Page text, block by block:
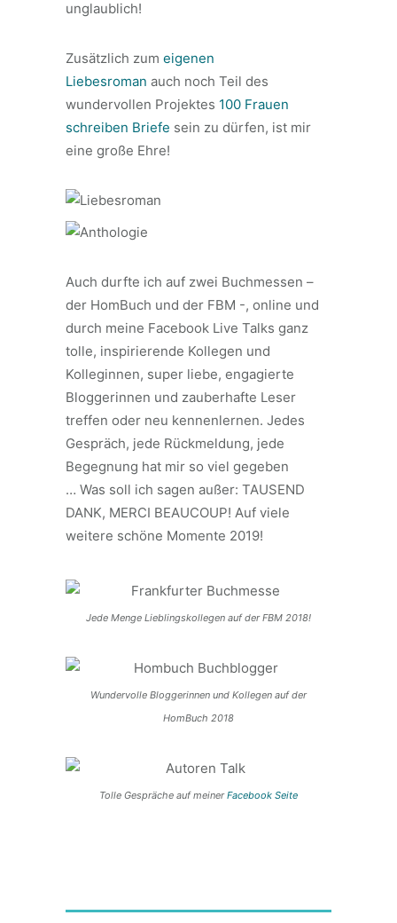
unglaublich!
Zusätzlich zum eigenen
Liebesroman auch noch Teil des
wundervollen Projektes 100 Frauen
schreiben Briefe sein zu dürfen, ist mir
eine große Ehre!
Auch durfte ich auf zwei Buchmessen –
der HomBuch und der FBM -, online und
durch meine Facebook Live Talks ganz
tolle, inspirierende Kollegen und
Kolleginnen, super liebe, engagierte
Bloggerinnen und zauberhafte Leser
treffen oder neu kennenlernen. Jedes
Gespräch, jede Rückmeldung, jede
Begegnung hat mir so viel gegeben
… Was soll ich sagen außer: TAUSEND
DANK, MERCI BEAUCOUP! Auf viele
weitere schöne Momente 2019!
Jede Menge Lieblingskollegen auf der FBM 2018!
Wundervolle Bloggerinnen und Kollegen auf der
HomBuch 2018
Tolle Gespräche auf meinerFacebook Seite